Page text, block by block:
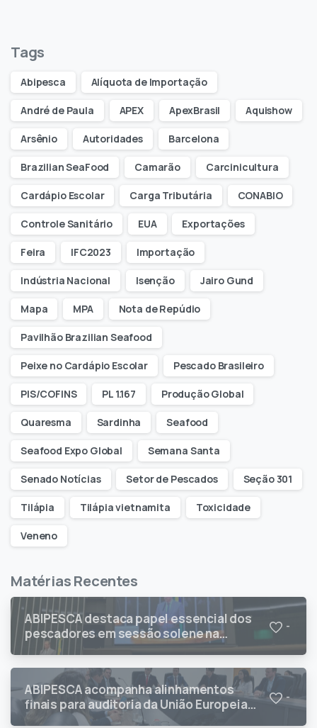
Tags
Abipesca Alíquota de Importação
André de Paula APEX ApexBrasil Aquishow
Arsênio Autoridades Barcelona
Brazilian SeaFood Camarão Carcinicultura
Cardápio Escolar Carga Tributária CONABIO
Controle Sanitário EUA Exportações
Feira IFC2023 Importação
Indústria Nacional Isenção Jairo Gund
Mapa MPA Nota de Repúdio
Pavilhão Brazilian Seafood
Peixe no Cardápio Escolar Pescado Brasileiro
PIS/COFINS PL 1.167 Produção Global
Quaresma Sardinha Seafood
Seafood Expo Global Semana Santa
Senado Notícias Setor de Pescados Seção 301
Tilápia Tilápia vietnamita Toxicidade
Veneno
Matérias Recentes
ABIPESCA destaca papel essencial dos
pescadores em sessão solene na
Câmara dos Deputados
-
ABIPESCA acompanha alinhamentos
finais para auditoria da União Europeia
sobre pescados brasileiros
-